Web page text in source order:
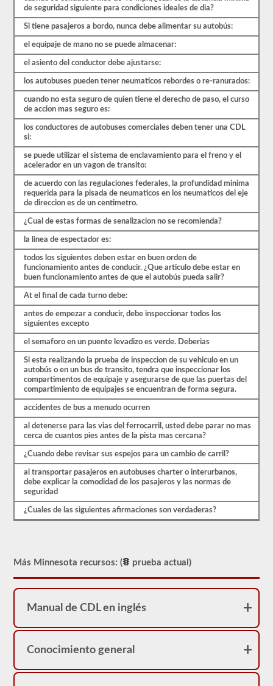
menos
80%
20)
aprobar
el
examen.
En
mayor
parte,
CMV
de
pasajeros
considera
un
vehículo
de
Clase
Clase
vehículos
de
Clase
A
existen
ciudades
más
grandes.
Un
autobús
pasajeros
articulado
requiere
CDL
con
se
su
CDL
una
restricción
Clase
de seguridad siguiente para condiciones ideales de dia?
Si tiene pasajeros a bordo, nunca debe alimentar su autobús:
el equipaje de mano no se puede almacenar:
el asiento del conductor debe ajustarse:
los autobuses pueden tener neumaticos rebordes o re-ranurados:
cuando no esta seguro de quien tiene el derecho de paso, el curso
de accion mas seguro es:
los conductores de autobuses comerciales deben tener una CDL
si:
se puede utilizar el sistema de enclavamiento para el freno y el
acelerador en un vagon de transito:
de acuerdo con las regulaciones federales, la profundidad minima
requerida para la pisada de neumaticos en los neumaticos del eje
de direccion es de un centimetro.
¿Cual de estas formas de senalizacion no se recomienda?
la linea de espectador es:
todos los siguientes deben estar en buen orden de
funcionamiento antes de conducir. ¿Que articulo debe estar en
buen funcionamiento antes de que el autobús pueda salir?
At el final de cada turno debe:
antes de empezar a conducir, debe inspeccionar todos los
siguientes excepto
el semaforo en un puente levadizo es verde. Deberias
Si esta realizando la prueba de inspeccion de su vehiculo en un
autobús o en un bus de transito, tendra que inspeccionar los
compartimentos de equipaje y asegurarse de que las puertas del
compartimiento de equipajes se encuentran de forma segura.
accidentes de bus a menudo ocurren
al detenerse para las vias del ferrocarril, usted debe parar no mas
cerca de cuantos pies antes de la pista mas cercana?
¿Cuando debe revisar sus espejos para un cambio de carril?
al transportar pasajeros en autobuses charter o interurbanos,
debe explicar la comodidad de los pasajeros y las normas de
seguridad
¿Cuales de las siguientes afirmaciones son verdaderas?
Más Minnesota recursos: ( prueba actual)
Manual de CDL en inglés
Conocimiento general